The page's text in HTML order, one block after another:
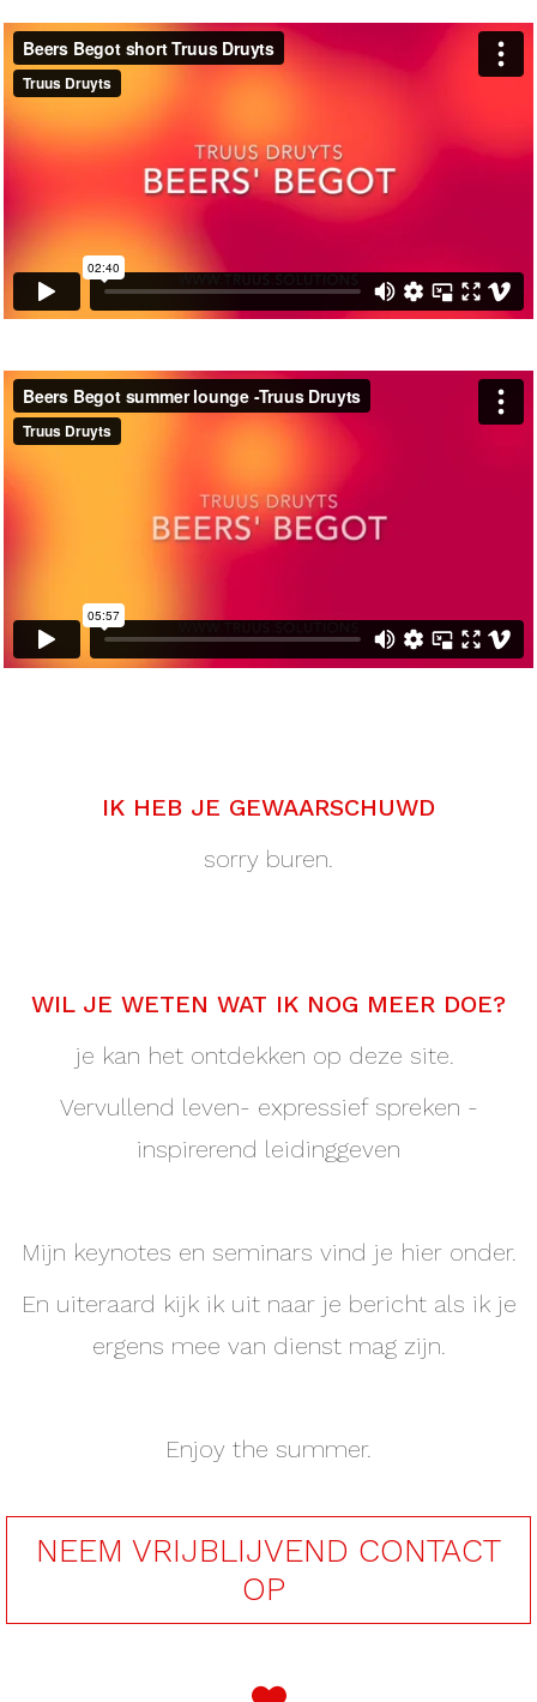
IK HEB JE GEWAARSCHUWD
sorry buren.
WIL JE WETEN WAT IK NOG MEER DOE?
je kan het ontdekken op deze site.
Vervullend leven- expressief spreken -
inspirerend leidinggeven
Mijn keynotes en seminars vind je hier onder.
En uiteraard kijk ik uit naar je bericht als ik je
ergens mee van dienst mag zijn.
Enjoy the summer.
NEEM VRIJBLIJVEND CONTACT
OP